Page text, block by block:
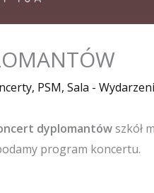
, PSM, Sala -
dyplomantówszkół
program koncertu.